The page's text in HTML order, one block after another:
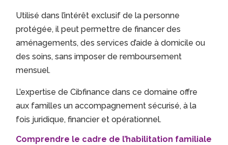
Utilisé dans l’intérêt exclusif de la personne
protégée, il peut permettre de financer des
aménagements, des services d’aide à domicile ou
des soins, sans imposer de remboursement
mensuel.
L’expertise de Cibfinance dans ce domaine offre
aux familles un accompagnement sécurisé, à la
fois juridique, financier et opérationnel.
Comprendre le cadre de l’habilitation familiale